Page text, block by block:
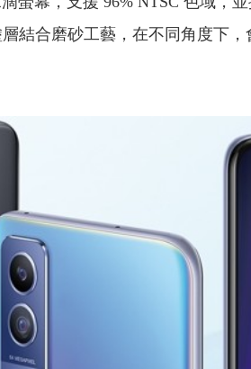
結合磨砂工藝，在不同角度下